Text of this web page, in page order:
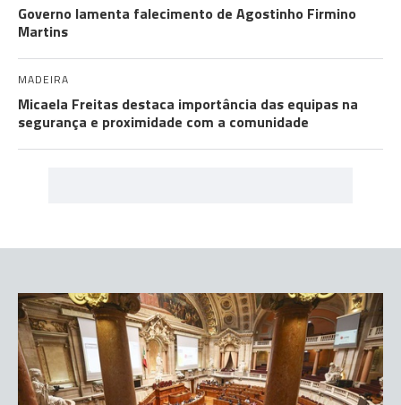
Governo lamenta falecimento de Agostinho Firmino
Martins
MADEIRA
Micaela Freitas destaca importância das equipas na
segurança e proximidade com a comunidade